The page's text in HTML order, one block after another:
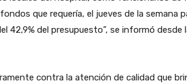
que requería, el jueves de la semana
42,9% del presupuesto”, se informó desde
contra la atención de calidad que